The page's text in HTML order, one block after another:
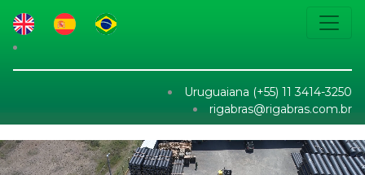
Uruguaiana (+55) 11 3414-3250
rigabras@rigabras.com.br